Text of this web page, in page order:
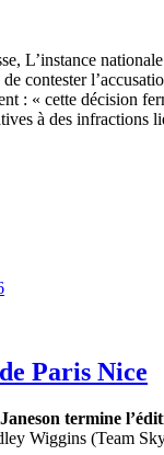
L’instance
contester
: « cette décision
à des infractions
Paris Nice
termine
Wiggins (Team